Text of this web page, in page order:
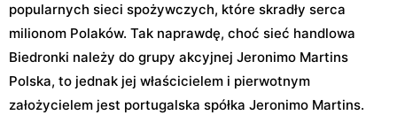
popularnych sieci spożywczych, które skradły serca
milionom Polaków. Tak naprawdę, choć sieć handlowa
Biedronki należy do grupy akcyjnej Jeronimo Martins
Polska, to jednak jej właścicielem i pierwotnym
założycielem jest portugalska spółka Jeronimo Martins.